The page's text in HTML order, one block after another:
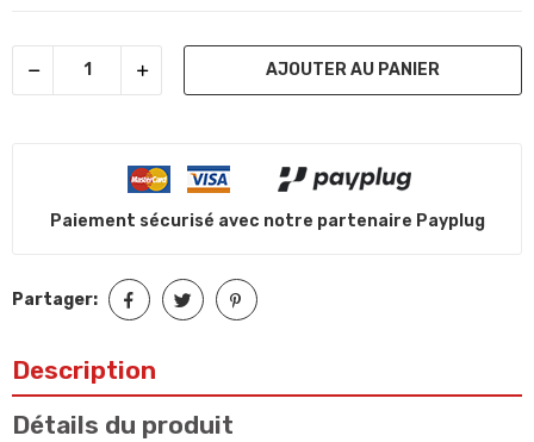
AJOUTER AU PANIER
Paiement sécurisé avec notre partenaire Payplug
Partager:
Description
Détails du produit